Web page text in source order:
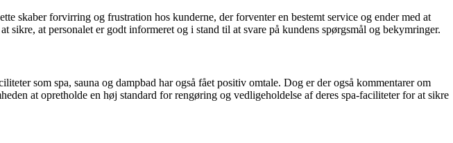
skaber forvirring og frustration hos kunderne, der forventer en bestemt service og ender med at
at personalet er godt informeret og i stand til at svare på kundens spørgsmål og bekymringer.
som spa, sauna og dampbad har også fået positiv omtale. Dog er der også kommentarer om
at opretholde en høj standard for rengøring og vedligeholdelse af deres spa-faciliteter for at sikre